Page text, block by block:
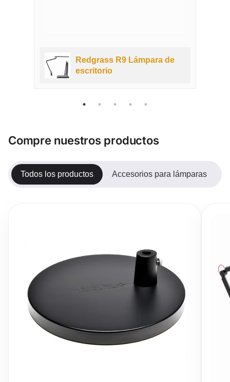
Redgrass R9 Lámpara de
escritorio
Compre nuestros productos
Todos los productos Accesorios para lámparas